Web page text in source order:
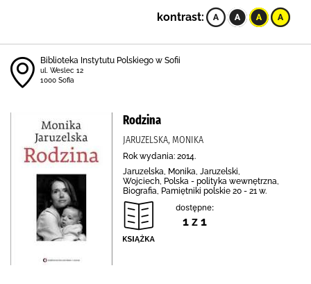
kontrast:
Biblioteka Instytutu Polskiego w Sofii
ul. Weslec 12
1000 Sofia
Rodzina
JARUZELSKA, MONIKA
Rok wydania: 2014.
Jaruzelska, Monika, Jaruzelski,
Wojciech, Polska - polityka wewnętrzna,
Biografia, Pamiętniki polskie 20 - 21 w.
dostępne:
1 z 1